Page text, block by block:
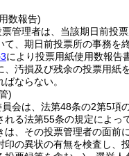
数報告)
票管理者は、当該期日前投
て、期日前投票所の事務を
により投票用紙使用数報告
、汚損及び残余の投票用紙
ならない。
)
員会は、法第48条の2第5項
れる法第55条の規定によっ
は、その投票管理者の面前
印の異状の有無を検査し、